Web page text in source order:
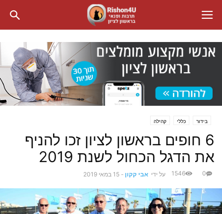
בידור כללי קהילה
6 חופים בראשון לציון זכו להניף
את הדגל הכחול לשנת 2019
על ידי אבי קקון - 15 במאי 2019 0
1546